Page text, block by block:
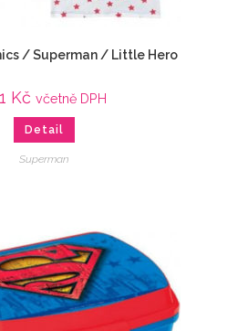
/ Superman / Little Hero
Kč včetně DPH
Detail
Superman